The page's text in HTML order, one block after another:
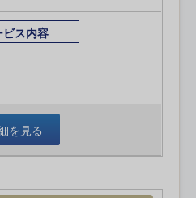
ビス内容
を見る